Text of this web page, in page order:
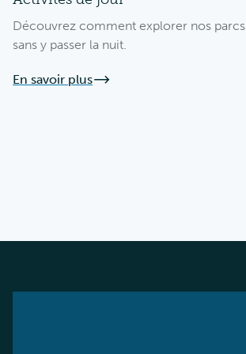
Découvrez comment explorer nos parcs
sans y passer la nuit.
En savoir plus